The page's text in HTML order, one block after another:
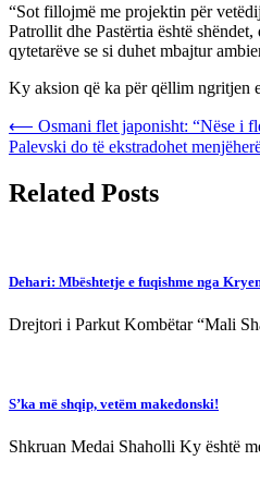
“Sot fillojmë me projektin për
Patrollit dhe Pastërtia është
qytetarëve se si duhet mbajtur
Ky aksion që ka për qëllim ngritjen
Post
navigation
⟵ Osmani flet japonisht: “Nëse i
Palevski do të ekstradohet
Related Posts
Dehari: Mbështetje e fuqishme nga
Drejtori i Parkut Kombëtar “Mali
S’ka më shqip, vetëm makedonski!
Shkruan Medai Shaholli Ky është